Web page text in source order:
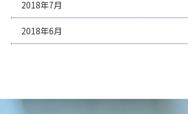
2018年7月
2018年6月